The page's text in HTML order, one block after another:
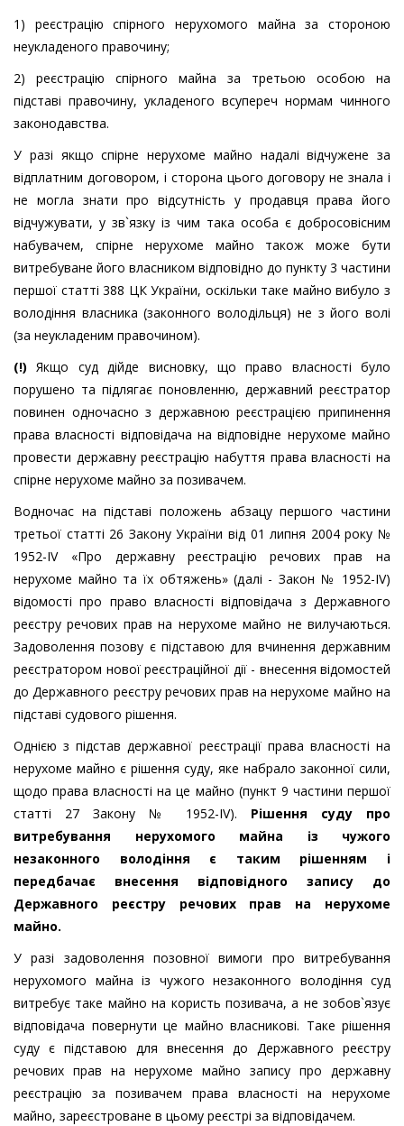
1) реєстрацію спірного нерухомого майна за стороною
неукладеного правочину;
2) реєстрацію спірного майна за третьою особою на
підставі правочину, укладеного всупереч нормам чинного
законодавства.
У разі якщо спірне нерухоме майно надалі відчужене за
відплатним договором, і сторона цього договору не знала і
не могла знати про відсутність у продавця права його
відчужувати, у зв`язку із чим така особа є добросовісним
набувачем, спірне нерухоме майно також може бути
витребуване його власником відповідно до пункту 3 частини
першої статті 388 ЦК України, оскільки таке майно вибуло з
володіння власника (законного володільця) не з його волі
(за неукладеним правочином).
(!) Якщо суд дійде висновку, що право власності було
порушено та підлягає поновленню, державний реєстратор
повинен одночасно з державною реєстрацією припинення
права власності відповідача на відповідне нерухоме майно
провести державну реєстрацію набуття права власності на
спірне нерухоме майно за позивачем.
Водночас на підставі положень абзацу першого частини
третьої статті 26 Закону України від 01 липня 2004 року №
1952-IV «Про державну реєстрацію речових прав на
нерухоме майно та їх обтяжень» (далі - Закон № 1952-IV)
відомості про право власності відповідача з Державного
реєстру речових прав на нерухоме майно не вилучаються.
Задоволення позову є підставою для вчинення державним
реєстратором нової реєстраційної дії - внесення відомостей
до Державного реєстру речових прав на нерухоме майно на
підставі судового рішення.
Однією з підстав державної реєстрації права власності на
нерухоме майно є рішення суду, яке набрало законної сили,
щодо права власності на це майно (пункт 9 частини першої
статті 27 Закону № 1952-IV). Рішення суду про
витребування нерухомого майна із чужого
незаконного володіння є таким рішенням і
передбачає внесення відповідного запису до
Державного реєстру речових прав на нерухоме
майно.
У разі задоволення позовної вимоги про витребування
нерухомого майна із чужого незаконного володіння суд
витребує таке майно на користь позивача, а не зобов`язує
відповідача повернути це майно власникові. Таке рішення
суду є підставою для внесення до Державного реєстру
речових прав на нерухоме майно запису про державну
реєстрацію за позивачем права власності на нерухоме
майно, зареєстроване в цьому реєстрі за відповідачем.